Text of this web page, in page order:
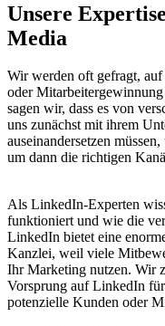
Unsere
Media
Wir werden oft gefragt,
oder Mitarbeitergewinnung
sagen wir, dass es von
uns zunächst mit ihrem
auseinandersetzen
um dann die richtigen
Als LinkedIn-Experten
funktioniert und wie die
LinkedIn bietet eine
Kanzlei, weil viele
Ihr Marketing nutzen. Wir
Vorsprung auf LinkedIn
potenzielle Kunden oder